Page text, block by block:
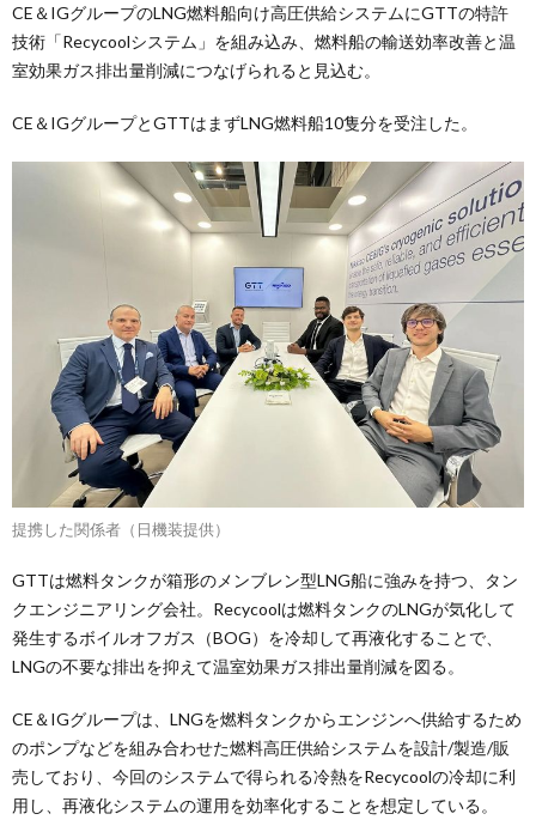
CE＆IGグループのLNG燃料船向け高圧供給システムにGTTの特許
技術「Recycoolシステム」を組み込み、燃料船の輸送効率改善と温
室効果ガス排出量削減につなげられると見込む。
CE＆IGグループとGTTはまずLNG燃料船10隻分を受注した。
提携した関係者（日機装提供）
GTTは燃料タンクが箱形のメンブレン型LNG船に強みを持つ、タン
クエンジニアリング会社。Recycoolは燃料タンクのLNGが気化して
発生するボイルオフガス（BOG）を冷却して再液化することで、
LNGの不要な排出を抑えて温室効果ガス排出量削減を図る。
CE＆IGグループは、LNGを燃料タンクからエンジンへ供給するため
のポンプなどを組み合わせた燃料高圧供給システムを設計/製造/販
売しており、今回のシステムで得られる冷熱をRecycoolの冷却に利
用し、再液化システムの運用を効率化することを想定している。